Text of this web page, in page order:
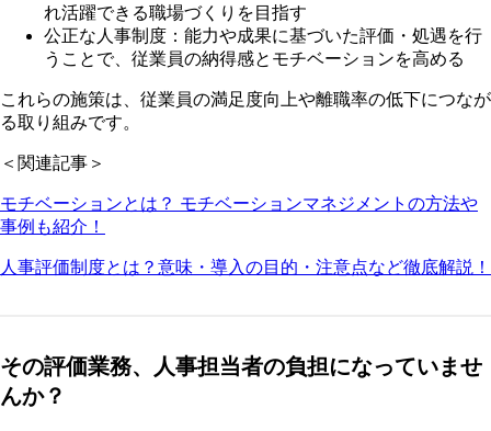
れ活躍できる職場づくりを目指す
公正な人事制度：能力や成果に基づいた評価・処遇を行
うことで、従業員の納得感とモチベーションを高める
これらの施策は、従業員の満足度向上や離職率の低下につなが
る取り組みです。
＜関連記事＞
モチベーションとは？ モチベーションマネジメントの方法や
事例も紹介！
人事評価制度とは？意味・導入の目的・注意点など徹底解説！
その評価業務、人事担当者の負担になっていませ
んか？